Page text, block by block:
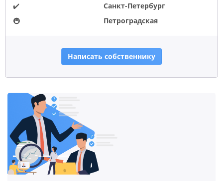
✔️
Санкт-Петербург
🚇
Петроградская
Написать собственнику